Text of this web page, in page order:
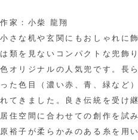
作家： 小柴 龍翔
小さな机や玄関にもおしゃれに
は類を見ないコンパクトな兜飾
色オリジナルの人気兜です。長
った色目（濃い赤、青、緑など
れてきました。良き伝統を受け
居住空間に合わせての創作を試
原裕子が柔らかみのある糸を用